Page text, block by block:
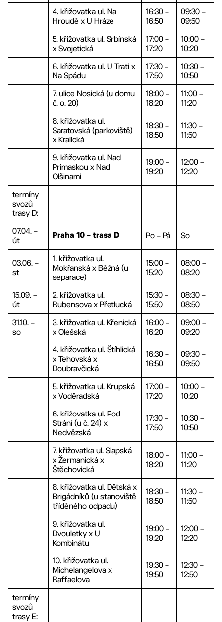
4. křižovatka ul. Na
Hroudě x U Hráze
16:30 –
16:50
09:30 –
09:50
5. křižovatka ul. Srbínská
x Svojetická
17:00 –
17:20
10:00 –
10:20
6. křižovatka ul. U Trati x
Na Spádu
17:30 –
17:50
10:30 –
10:50
7. ulice Nosická (u domu
č. o. 20)
18:00 –
18:20
11:00 –
11:20
8. křižovatka ul.
Saratovská (parkoviště)
x Kralická
18:30 –
18:50
11:30 –
11:50
9. křižovatka ul. Nad
Primaskou x Nad
Olšinami
19:00 –
19:20
12:00 –
12:20
termíny
svozů
trasy D:
07.04. –
út
Praha 10 – trasa D Po – Pá So
03.06. –
st
1. křižovatka ul.
Mokřanská x Běžná (u
separace)
15:00 –
15:20
08:00 –
08:20
15.09. –
út
2. křižovatka ul.
Rubensova x Přetlucká
15:30 –
15:50
08:30 –
08:50
31.10. –
so
3. křižovatka ul. Křenická
x Olešská
16:00 –
16:20
09:00 –
09:20
4. křižovatka ul. Štíhlická
x Tehovská x
Doubravčická
16:30 –
16:50
09:30 –
09:50
5. křižovatka ul. Krupská
x Voděradská
17:00 –
17:20
10:00 –
10:20
6. křižovatka ul. Pod
Strání (u č. 24) x
Nedvězská
17:30 –
17:50
10:30 –
10:50
7. křižovatka ul. Slapská
x Žermanická x
Štěchovická
18:00 –
18:20
11:00 –
11:20
8. křižovatka ul. Dětská x
Brigádníků (u stanoviště
tříděného odpadu)
18:30 –
18:50
11:30 –
11:50
9. křižovatka ul.
Dvouletky x U
Kombinátu
19:00 –
19:20
12:00 –
12:20
10. křižovatka ul.
Michelangelova x
Raffaelova
19:30 –
19:50
12:30 –
12:50
termíny
svozů
trasy E: